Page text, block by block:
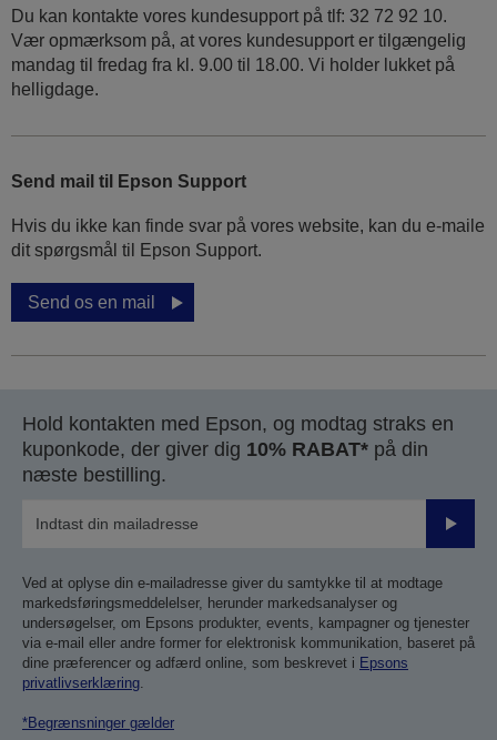
Du kan kontakte vores kundesupport på tlf: 32 72 92 10.
Vær opmærksom på, at vores kundesupport er tilgængelig
mandag til fredag ​​fra kl. 9.00 til 18.00. Vi holder lukket på
helligdage.
Send mail til Epson Support
Hvis du ikke kan finde svar på vores website, kan du e-maile
dit spørgsmål til Epson Support.
Send os en mail
Hold kontakten med Epson, og modtag straks en
kuponkode, der giver dig 10% RABAT* på din
næste bestilling.
Send
Ved at oplyse din e-mailadresse giver du samtykke til at modtage
markedsføringsmeddelelser, herunder markedsanalyser og
undersøgelser, om Epsons produkter, events, kampagner og tjenester
via e-mail eller andre former for elektronisk kommunikation, baseret på
dine præferencer og adfærd online, som beskrevet i Epsons
privatlivserklæring.
*Begrænsninger gælder